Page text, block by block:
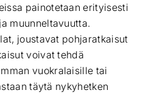
painotetaan erityisesti
muunneltavuutta.
joustavat pohjaratkaisut
voivat tehdä
vuokralaisille tai
täytä nykyhetken